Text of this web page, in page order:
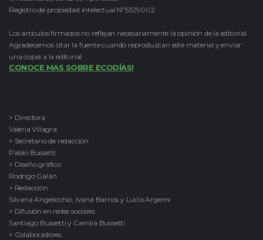
Registro de propiedad intelectual Nº5329002
Los artículos firmados no reflejan necesariamente la opinión de la editorial.
Agradecemos citar la fuente cuando reproduzcan este material y enviar
una copia a la editorial.
CONOCE MAS SOBRE ECODÍAS!
> Directora
Valeria Villagra
> Secretario de redacción
Pablo Bussetti
> Diseño gráfico
Rodrigo Galán
> Redacción
Silvana Angelicchio, Ivana Barrios y Lucía Argemi
> Difusión en redes sociales
Santiago Bussetti y Camila Bussetti
> Colaboradores